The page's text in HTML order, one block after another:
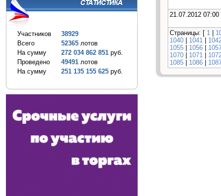
Участников
38929
Всего
52365 лотов
На сумму
272 034 862 851 руб.
Проведено
49491 лотов
На сумму
251 135 155 625 руб.
21.07.2012 07:00
Страницы: [ 1 |
1040 | 1041 |
1055 | 1056 |
1070 | 1071 |
1085 | 1086 |